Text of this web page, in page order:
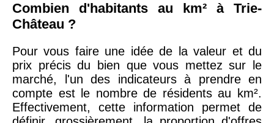
Combien d'habitants au km² à Trie-
Château ?
Pour vous faire une idée de la valeur et du
prix précis du bien que vous mettez sur le
marché, l'un des indicateurs à prendre en
compte est le nombre de résidents au km².
Effectivement, cette information permet de